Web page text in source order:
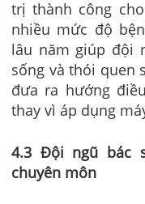
trị thành công
nhiều mức độ
lâu năm giúp đội
sống và thói quen
đưa ra hướng
thay vì áp dụng
4.3 Đội ngũ bác
chuyên môn